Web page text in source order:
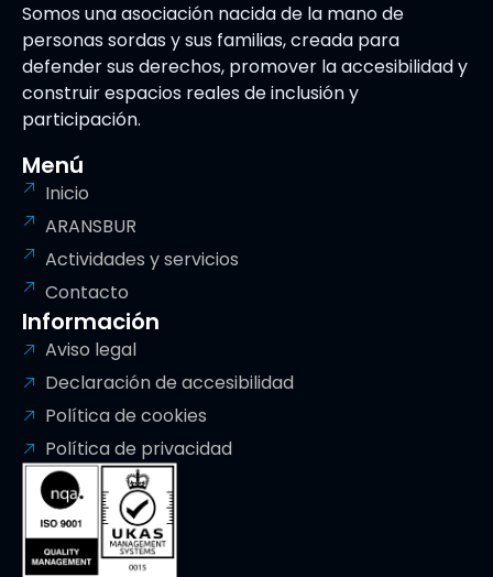
Somos una asociación nacida de la mano de
personas sordas y sus familias, creada para
defender sus derechos, promover la accesibilidad y
construir espacios reales de inclusión y
participación.
Menú
Inicio
ARANSBUR
Actividades y servicios
Contacto
Información
Aviso legal
Declaración de accesibilidad
Política de cookies
Política de privacidad